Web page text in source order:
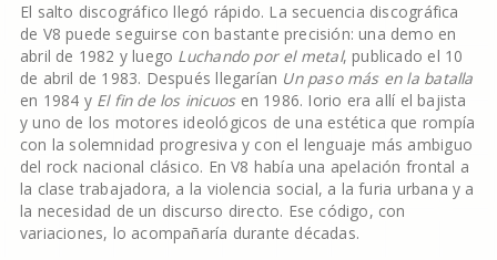
El salto discográfico llegó rápido. La secuencia discográfica
de V8 puede seguirse con bastante precisión: una demo en
abril de 1982 y luego Luchando por el metal, publicado el 10
de abril de 1983. Después llegarían Un paso más en la batalla
en 1984 y El fin de los inicuosen 1986. Iorio era allí el bajista
y uno de los motores ideológicos de una estética que rompía
con la solemnidad progresiva y con el lenguaje más ambiguo
del rock nacional clásico. En V8 había una apelación frontal a
la clase trabajadora, a la violencia social, a la furia urbana y a
la necesidad de un discurso directo. Ese código, con
variaciones, lo acompañaría durante décadas.